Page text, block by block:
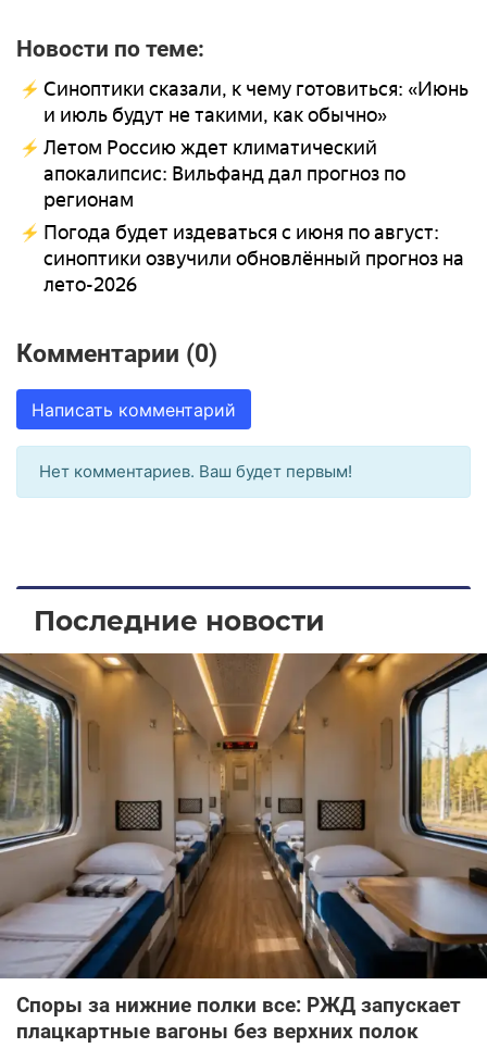
Новости по теме:
Синоптики сказали, к чему готовиться: «Июнь
и июль будут не такими, как обычно»
Летом Россию ждет климатический
апокалипсис: Вильфанд дал прогноз по
регионам
Погода будет издеваться с июня по август:
синоптики озвучили обновлённый прогноз на
лето-2026
Комментарии (0)
Написать комментарий
Нет комментариев. Ваш будет первым!
Последние новости
Споры за нижние полки все: РЖД запускает
плацкартные вагоны без верхних полок